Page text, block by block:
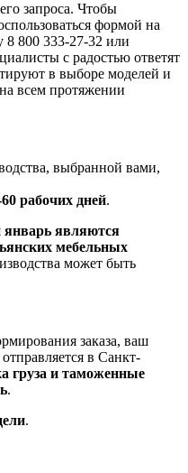
запроса. Чтобы
формой на
8 800 333-27-32 или
с радостью ответят
в выборе моделей и
всем протяжении
выбранной вами,
рабочих дней.
январь являются
мебельных
может быть
заказа, ваш
в Санкт-
груза и таможенные
.
.